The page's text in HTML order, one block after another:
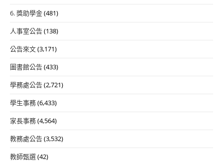
6. 獎助學金(481)
人事室公告(138)
公告來文(3,171)
圖書館公告(433)
學務處公告(2,721)
學生事務(6,433)
家長事務(4,564)
教務處公告(3,532)
教師甄選(42)